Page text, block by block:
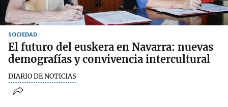
SOCIEDAD
El futuro del euskera en Navarra: nuevas
demografías y convivencia intercultural
DIARIO DE NOTICIAS